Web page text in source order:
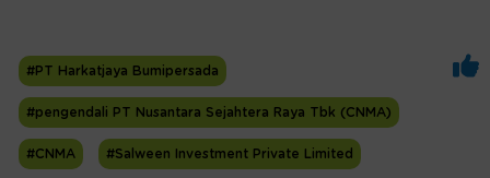
#PT Harkatjaya Bumipersada
#pengendali PT Nusantara Sejahtera Raya Tbk (CNMA)
#CNMA #Salween Investment Private Limited